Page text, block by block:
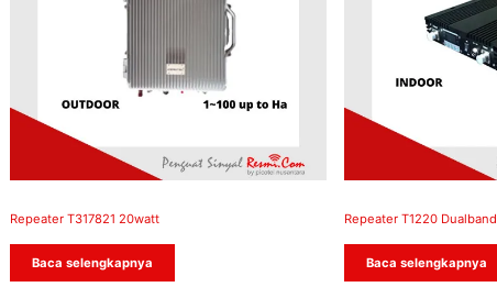
Repeater T317821 20watt
Baca selengkapnya
Repeater T1220 Dualband
Baca selengkapnya